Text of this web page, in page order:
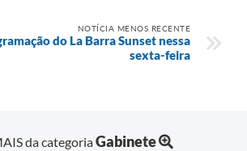
NOTÍCIA MENOS RECENTE
do La Barra Sunset nessa
sexta-feira
da categoriaGabinete